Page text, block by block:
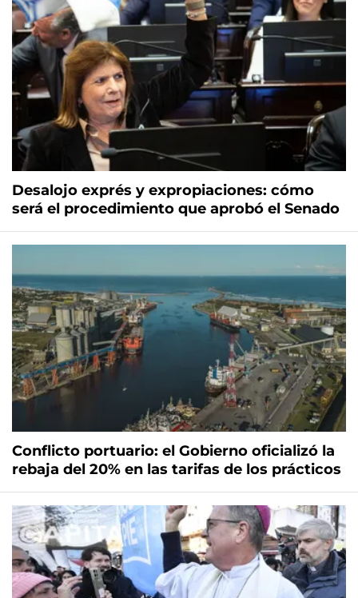
Desalojo exprés y expropiaciones: cómo
será el procedimiento que aprobó el Senado
Conflicto portuario: el Gobierno oficializó la
rebaja del 20% en las tarifas de los prácticos